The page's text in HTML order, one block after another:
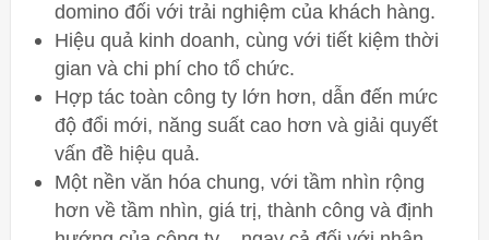
domino đối với trải nghiệm của khách hàng.
Hiệu quả kinh doanh, cùng với tiết kiệm thời
gian và chi phí cho tổ chức.
Hợp tác toàn công ty lớn hơn, dẫn đến mức
độ đổi mới, năng suất cao hơn và giải quyết
vấn đề hiệu quả.
Một nền văn hóa chung, với tầm nhìn rộng
hơn về tầm nhìn, giá trị, thành công và định